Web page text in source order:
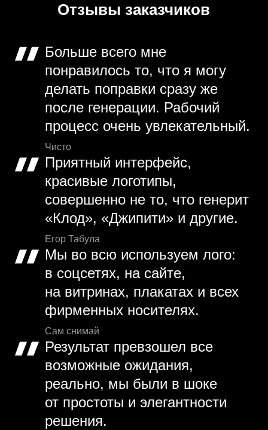
Отзывы заказчиков
Больше всего мне
понравилось то, что я могу
делать поправки сразу же
после генерации. Рабочий
процесс очень увлекательный.
Чисто
Приятный интерфейс,
красивые логотипы,
совершенно не то, что генерит
«Клод», «Джипити» и другие.
Егор Табула
Мы во всю используем лого:
в соцсетях, на сайте,
на витринах, плакатах и всех
фирменных носителях.
Сам снимай
Результат превзошел все
возможные ожидания,
реально, мы были в шоке
от простоты и элегантности
решения.